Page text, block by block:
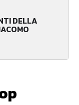
DELLA